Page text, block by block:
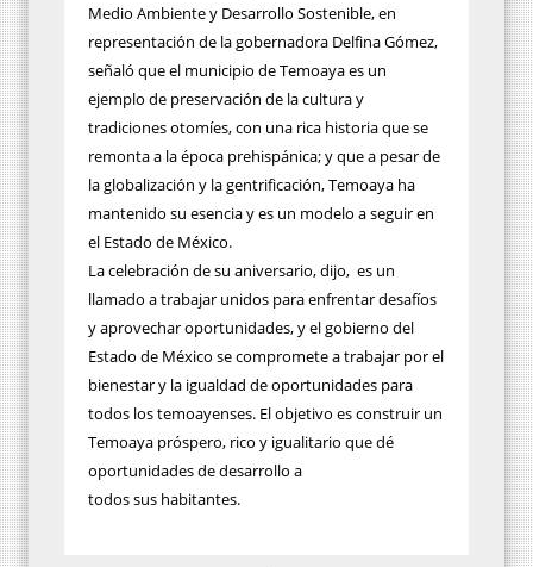
Medio Ambiente y Desarrollo Sostenible, en
representación de la gobernadora Delfina Gómez,
señaló que el municipio de Temoaya es un
ejemplo de preservación de la cultura y
tradiciones otomíes, con una rica historia que se
remonta a la época prehispánica; y que a pesar de
la globalización y la gentrificación, Temoaya ha
mantenido su esencia y es un modelo a seguir en
el Estado de México.
La celebración de su aniversario, dijo, es un
llamado a trabajar unidos para enfrentar desafíos
y aprovechar oportunidades, y el gobierno del
Estado de México se compromete a trabajar por el
bienestar y la igualdad de oportunidades para
todos los temoayenses. El objetivo es construir un
Temoaya próspero, rico y igualitario que dé
oportunidades de desarrollo a
todos sus habitantes.